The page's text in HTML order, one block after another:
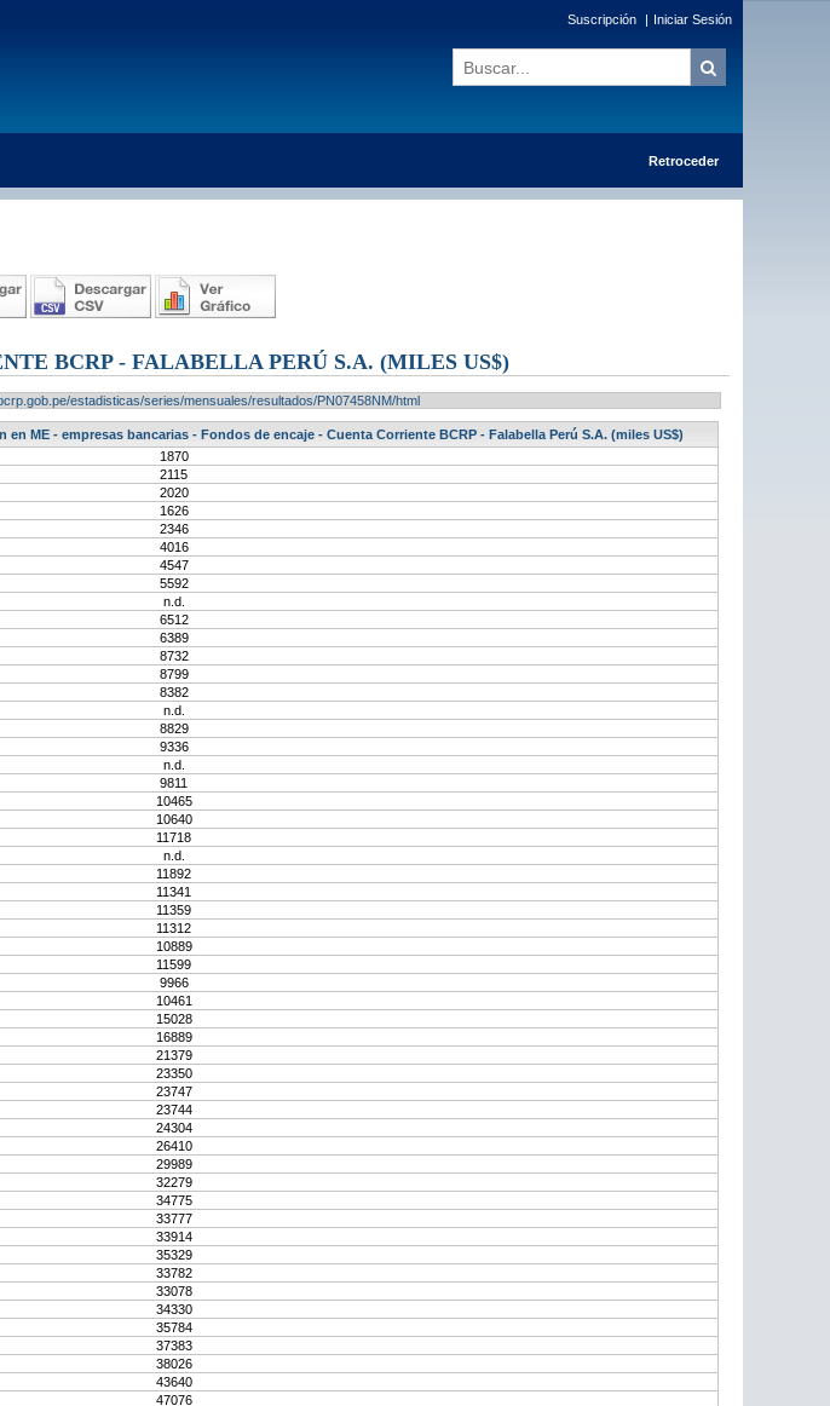
Suscripción | Iniciar Sesión
Retroceder
BCRP - FALABELLA PERÚ S.A. (MILES US$)
estadisticas/series/mensuales/resultados/PN07458NM/html
ME - empresas bancarias - Fondos de encaje - Cuenta Corriente BCRP - Falabella Perú S.A. (miles US$)
1870
2115
2020
1626
2346
4016
4547
5592
n.d.
6512
6389
8732
8799
8382
n.d.
8829
9336
n.d.
9811
10465
10640
11718
n.d.
11892
11341
11359
11312
10889
11599
9966
10461
15028
16889
21379
23350
23747
23744
24304
26410
29989
32279
34775
33777
33914
35329
33782
33078
34330
35784
37383
38026
43640
47076